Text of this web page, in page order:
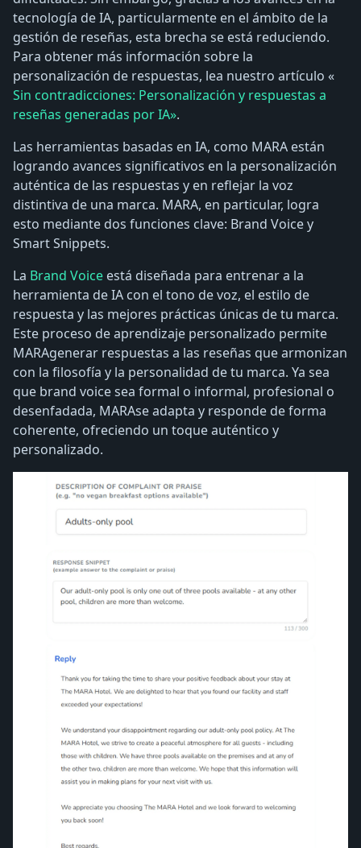
tecnología de IA, particularmente en el ámbito de la
gestión de reseñas, esta brecha se está reduciendo.
Para obtener más información sobre la
personalización de respuestas, lea nuestro artículo «
Sin contradicciones: Personalización y respuestas a
reseñas generadas por IA».
Las herramientas basadas en IA, como MARA están
logrando avances significativos en la personalización
auténtica de las respuestas y en reflejar la voz
distintiva de una marca. MARA, en particular, logra
esto mediante dos funciones clave: Brand Voice y
Smart Snippets.
La Brand Voice está diseñada para entrenar a la
herramienta de IA con el tono de voz, el estilo de
respuesta y las mejores prácticas únicas de tu marca.
Este proceso de aprendizaje personalizado permite
MARAgenerar respuestas a las reseñas que armonizan
con la filosofía y la personalidad de tu marca. Ya sea
que brand voice sea formal o informal, profesional o
desenfadada, MARAse adapta y responde de forma
coherente, ofreciendo un toque auténtico y
personalizado.